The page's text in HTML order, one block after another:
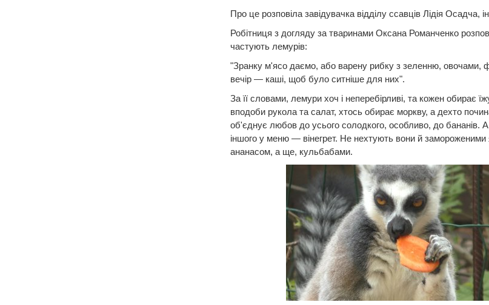
Про це розповіла завідувачка відділу ссавців Лідія Осадча,
Робітниця з догляду за тваринами Оксана Романченко
частують лемурів:
"Зранку м'ясо даємо, або варену рибку з зеленню, овочами,
вечір — каші, щоб було ситніше для них".
За її словами, лемури хоч і неперебірливі, та кожен обирає
вподоби рукола та салат, хтось обирає моркву, а дехто
об'єднує любов до усього солодкого, особливо, до бананів. А
іншого у меню — вінегрет. Не нехтують вони й замороженими
ананасом, а ще, кульбабами.